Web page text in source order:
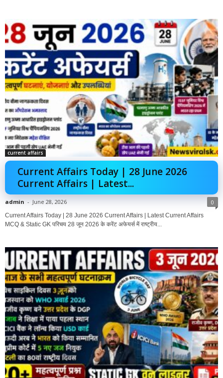
current affairs
Current Affairs Today | 28 June 2026
Current Affairs | Latest...
admin - June 28, 2026 0
Current Affairs Today | 28 June 2026 Current Affairs | Latest Current Affairs
MCQ & Static GK परिचय 28 जून 2026 के करेंट अफेयर्स में राष्ट्रीय...